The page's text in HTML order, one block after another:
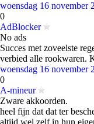
woensdag 16 november
0
AdBlocker
No ads
Succes met zoveelste
verbied alle rookwaren.
woensdag 16 november
0
A-mineur
Zware akkoorden.
heel fijn dat dat ter
altijd wel zelf in hun